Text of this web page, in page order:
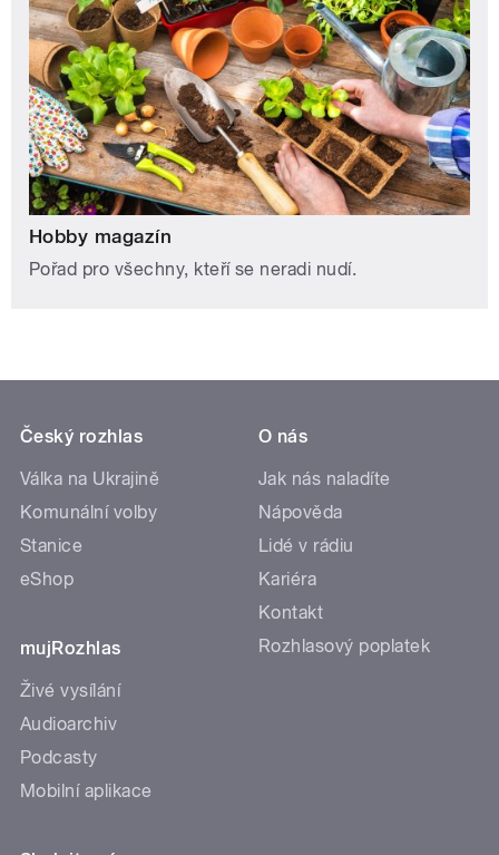
Hobby magazín
Pořad pro všechny, kteří se neradi nudí.
Český rozhlas
Válka na Ukrajině
Komunální volby
Stanice
eShop
mujRozhlas
Živé vysílání
Audioarchiv
Podcasty
Mobilní aplikace
O nás
Jak nás naladíte
Nápověda
Lidé v rádiu
Kariéra
Kontakt
Rozhlasový poplatek